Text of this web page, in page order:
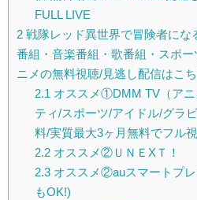
FULL LIVE
2 戦隊レッド異世界で冒険者にな
番組・音楽番組・歌番組・スポ
ニメの無料視聴/見逃し配信はこち
2.1 オススメ①DMM TV（ア
ティ/スポーツ/アイドル/グラ
料/実質最大3ヶ月無料でフル
2.2オススメ②ＵＮＥXＴ！
2.3オススメ②auスマートプ
もOK!)